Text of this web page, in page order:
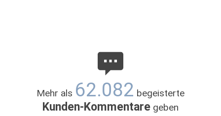
Mehr als 62.082 begeisterte
Kunden-Kommentare geben